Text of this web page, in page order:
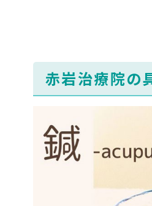
赤岩治療院の